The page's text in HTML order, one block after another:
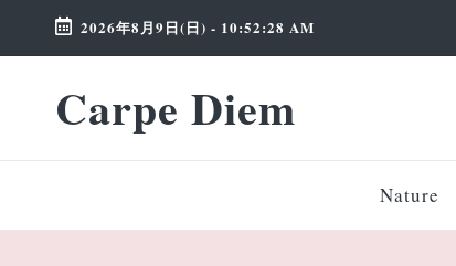
Skip
content
2026年8月9日(日) - 10:52:29 AM
Carpe Diem
Weekend
Wonderland
Nature